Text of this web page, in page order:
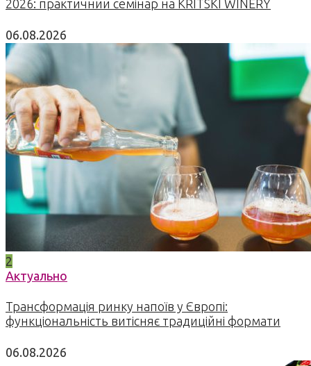
2026: практичний семінар на KRITSKI WINERY
06.08.2026
2
Актуально
Трансформація ринку напоїв у Європі:
функціональність витісняє традиційні формати
06.08.2026